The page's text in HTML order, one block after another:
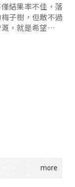
結果率不佳，落
子樹，但敵不過
，就是希望減輕